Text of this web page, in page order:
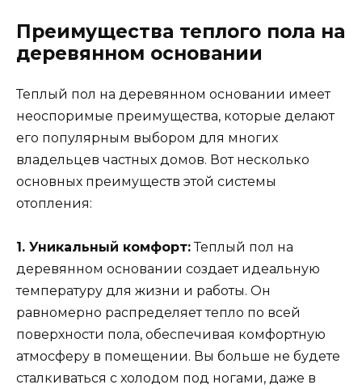
Преимущества теплого пола на
деревянном основании
Теплый пол на деревянном основании имеет
неоспоримые преимущества, которые делают
его популярным выбором для многих
владельцев частных домов. Вот несколько
основных преимуществ этой системы
отопления:
1. Уникальный комфорт:Теплый пол на
деревянном основании создает идеальную
температуру для жизни и работы. Он
равномерно распределяет тепло по всей
поверхности пола, обеспечивая комфортную
атмосферу в помещении. Вы больше не будете
сталкиваться с холодом под ногами, даже в